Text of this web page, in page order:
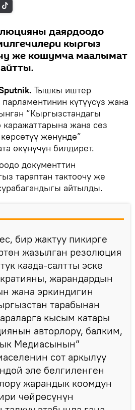
даярдоодо
кыргыз
же кошумча маалымат
Тышкы иштер
күтүүсүз жана
“Кыргызстандагы
жана сөз
жөнүндө”
өкүнүчүн билдирет.
документтин
тараптан тактоочу же
айтылды.
бир жактуу пикирге
жазылган резолюция
каада-салтты эске
жарандардын
жана эркиндигин
тарабынан
кысым катары
авторлору, балким,
Медиасынын”
сот аркылуу
эле белгиленген
жарандык коомдун
чөйрөсүнүн